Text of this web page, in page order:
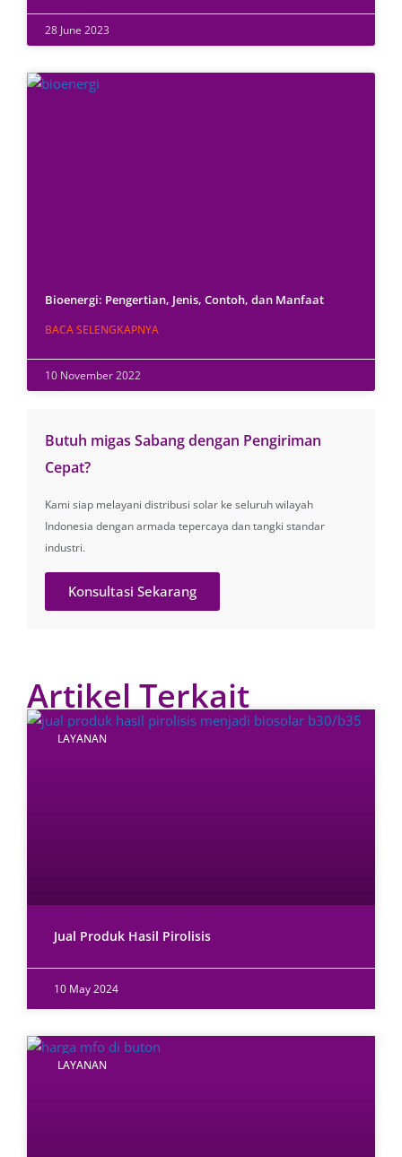
28 June 2023
Bioenergi: Pengertian, Jenis, Contoh, dan Manfaat
BACA SELENGKAPNYA
10 November 2022
Butuh migas Sabang dengan Pengiriman
Cepat?
Kami siap melayani distribusi solar ke seluruh wilayah
Indonesia dengan armada tepercaya dan tangki standar
industri.
Konsultasi Sekarang
Artikel Terkait
LAYANAN
Jual Produk Hasil Pirolisis
10 May 2024
LAYANAN